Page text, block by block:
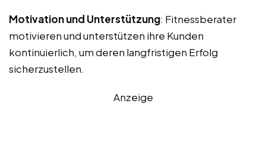
Motivation und Unterstützung: Fitnessberater
motivieren und unterstützen ihre Kunden
kontinuierlich, um deren langfristigen Erfolg
sicherzustellen.
Anzeige